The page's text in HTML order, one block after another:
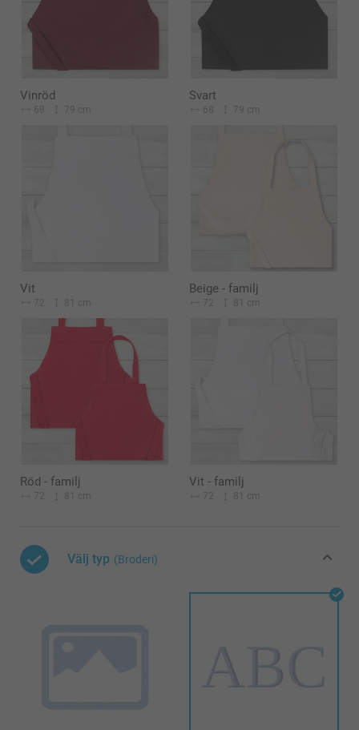
Vinröd
68 79 cm
Svart
68 79 cm
Vit
72 81 cm
Beige - familj
72 81 cm
Röd - familj
72 81 cm
Vit - familj
72 81 cm
Välj typ (Broderi)